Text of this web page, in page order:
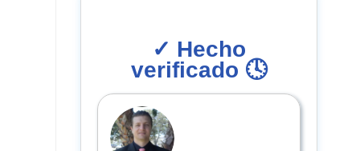
✓ Hecho
verificado 🕓